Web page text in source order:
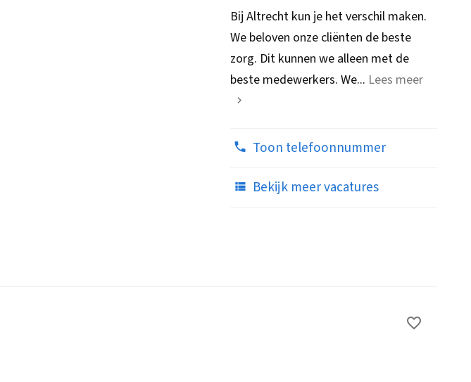
Bij Altrecht kun je het verschil maken.
We beloven onze cliënten de beste
zorg. Dit kunnen we alleen met de
beste medewerkers. We... Lees meer
Toon telefoonnummer
Bekijk meer vacatures